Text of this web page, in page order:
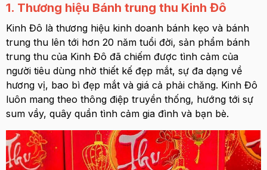
1. Thương hiệu Bánh trung thu Kinh Đô
Kinh Đô là thương hiệu kinh doanh bánh kẹo và bánh
trung thu lên tới hơn 20 năm tuổi đời, sản phẩm bánh
trung thu của Kinh Đô đã chiếm được tình cảm của
người tiêu dùng nhờ thiết kế đẹp mắt, sự đa dạng về
hương vị, bao bì đẹp mắt và giá cả phải chăng. Kinh Đô
luôn mang theo thông điệp truyền thống, hướng tới sự
sum vầy, quây quần tình cảm gia đình và bạn bè.